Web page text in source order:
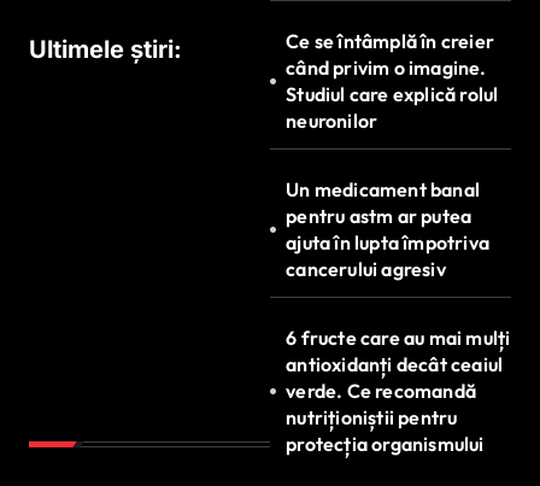
Ultimele știri:
Ce se întâmplă în creier
când privim o imagine.
Studiul care explică rolul
neuronilor
Un medicament banal
pentru astm ar putea
ajuta în lupta împotriva
cancerului agresiv
6 fructe care au mai mulți
antioxidanți decât ceaiul
verde. Ce recomandă
nutriționiștii pentru
protecția organismului